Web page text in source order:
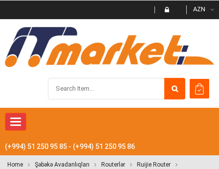
AZN
Toggle
navigation
(+994) 51 250 95 85 - (+994) 51 250 95 86
Home Şəbəkə Avadanlıqları Routerlər Ruijie Router